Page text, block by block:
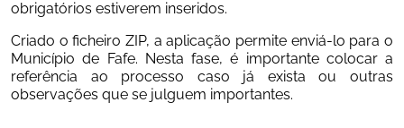
obrigatórios estiverem inseridos.
Criado o ficheiro ZIP, a aplicação permite enviá-lo para o
Município de Fafe. Nesta fase, é importante colocar a
referência ao processo caso já exista ou outras
observações que se julguem importantes.